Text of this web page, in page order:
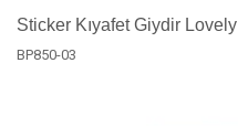
Sticker Kıyafet Giydir Lovely
BP850-03